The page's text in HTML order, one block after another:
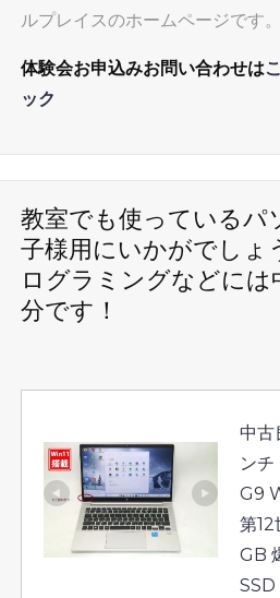
ルプレイスのホームページです。
体験会お申込みお問い合わせは
ック
教室でも使っているパ
子様用にいかがでしょ
ログラミングなどには
分です！
中古
ン
G9
第
GB
SSD